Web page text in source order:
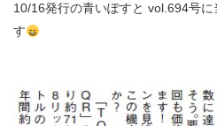
10/16発行の青いぽすと vol.694号
す